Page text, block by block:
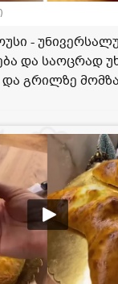
-
და საოცრად
და გრილზე